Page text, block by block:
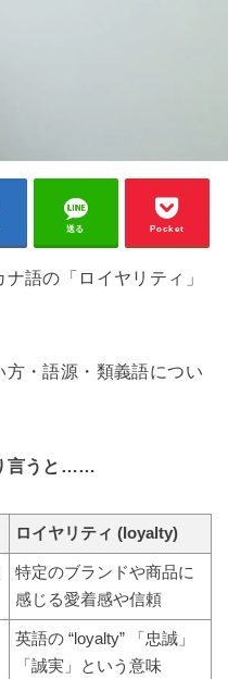
送る Pocket
語の「ロイヤリティ」
方・語源・類義語につい
言うと……
ロイヤリティ (loyalty)
特定のブランドや商品に
感じる愛着感や信頼
英語の “loyalty” 「忠誠」
「誠実」という意味